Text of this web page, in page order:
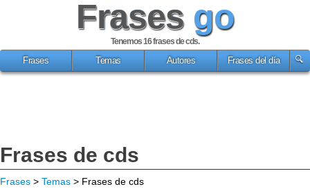
Frases go
Tenemos 16frases de cds.
Frases
Temas Autores Frases del día
Frases de cds
Frases > Temas > Frases de cds